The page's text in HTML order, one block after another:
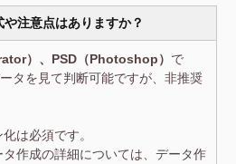
注意点はありますか？
）、PSD（Photoshop） で
タを見て判断可能ですが、非推奨
は必須です。
タ作成の詳細については、データ作